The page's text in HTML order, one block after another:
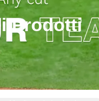
Prodotti